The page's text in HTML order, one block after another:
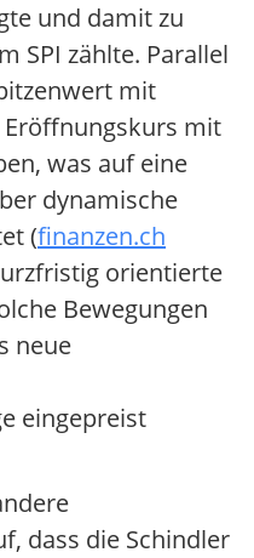
und damit zu
SPI zählte. Parallel
mit
Eröffnungskurs mit
was auf eine
dynamische
(finanzen.ch
orientierte
Bewegungen
neue
eingepreist
dass die Schindler